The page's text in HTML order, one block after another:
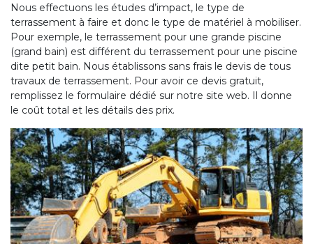
Nous effectuons les études d’impact, le type de
terrassement à faire et donc le type de matériel à mobiliser.
Pour exemple, le terrassement pour une grande piscine
(grand bain) est différent du terrassement pour une piscine
dite petit bain. Nous établissons sans frais le devis de tous
travaux de terrassement. Pour avoir ce devis gratuit,
remplissez le formulaire dédié sur notre site web. Il donne
le coût total et les détails des prix.